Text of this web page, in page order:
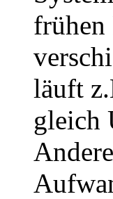
läuft
gleich